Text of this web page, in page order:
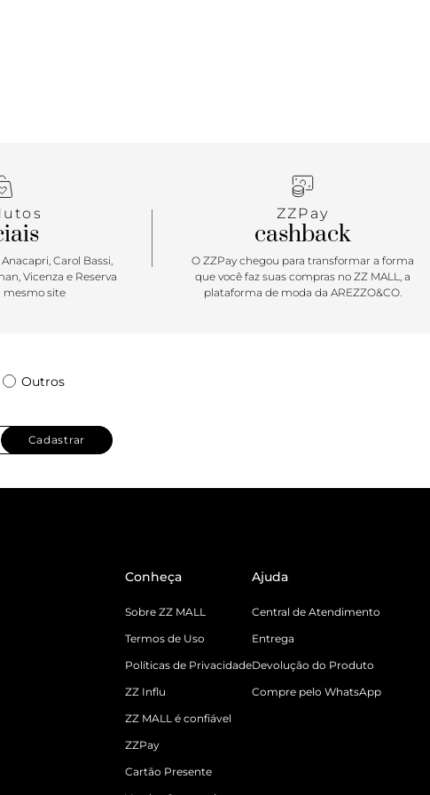
Carol Bassi,
Vicenza e Reserva
site
ZZPay
cashback
O ZZPay chegou para transformar a forma
que você faz suas compras no ZZ MALL, a
plataforma de moda da AREZZO&CO.
Outros
Cadastrar
Conheça
Sobre ZZ MALL
Termos de Uso
Políticas de Privacidade
ZZ Influ
ZZ MALL é confiável
ZZPay
Cartão Presente
Ajuda
Central de Atendimento
Entrega
Devolução do Produto
Compre pelo WhatsApp